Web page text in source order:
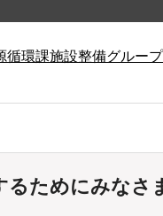
循環課施設整備グループ
ためにみなさ